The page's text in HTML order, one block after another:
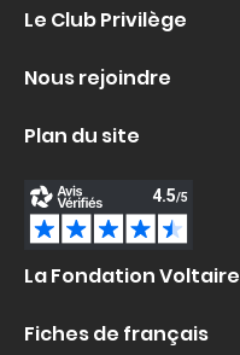
Le Club Privilège
Nous rejoindre
Plan du site
La Fondation Voltaire
Fiches de français